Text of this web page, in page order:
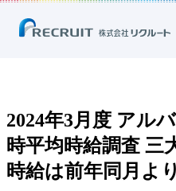
2024年3月度 アルバイト・パー
2024年3月度 アル
時平均時給調査 三
時給は前年同月よ